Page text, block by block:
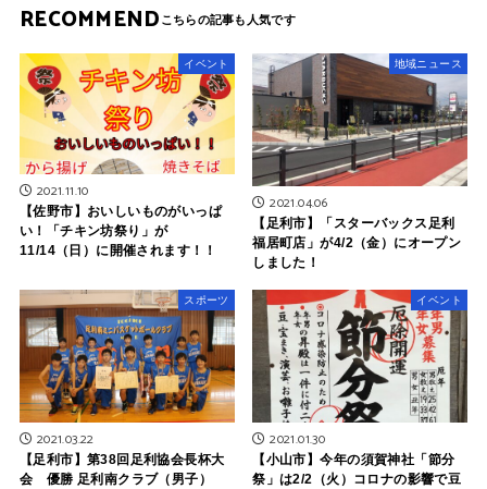
RECOMMEND
イベント
2021.11.10
【佐野市】おいしいものがいっぱ
い！「チキン坊祭り」が
11/14（日）に開催されます！！
地域ニュース
2021.04.06
【足利市】「スターバックス足利
福居町店」が4/2（金）にオープン
しました！
スポーツ
2021.03.22
【足利市】第38回足利協会長杯大
会 優勝 足利南クラブ（男子）
イベント
2021.01.30
【小山市】今年の須賀神社「節分
祭」は2/2（火）コロナの影響で豆